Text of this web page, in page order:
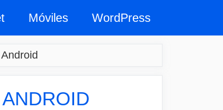
Móviles WordPress